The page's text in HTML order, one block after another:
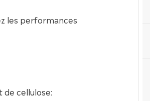
les performances
de cellulose: